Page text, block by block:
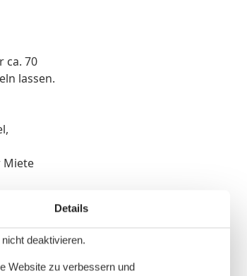
ca. 70
lassen.
Miete
Details
deaktivieren.
Website zu verbessern und